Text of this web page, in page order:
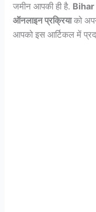
जमीन आपकी ही है. Bihar
ऑनलाइन प्रक्रियाको
आपको इस आर्टिकल में